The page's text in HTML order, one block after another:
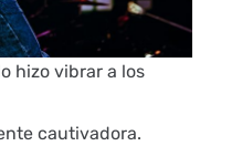
hizo vibrar a los
cautivadora.